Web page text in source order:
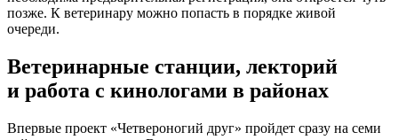
позже. К ветеринару можно попасть в порядке живой
очереди.
Ветеринарные станции, лекторий
и работа с кинологами в районах
Впервые проект «Четвероногий друг» пройдет сразу на семи